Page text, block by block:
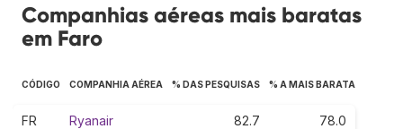
Companhias aéreas mais baratas
em Faro
CÓDIGO COMPANHIA AÉREA % DAS PESQUISAS % A MAIS BARATA
FR Ryanair 82.7 78.0